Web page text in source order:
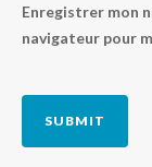
Enregistrer mon
navigateur pour